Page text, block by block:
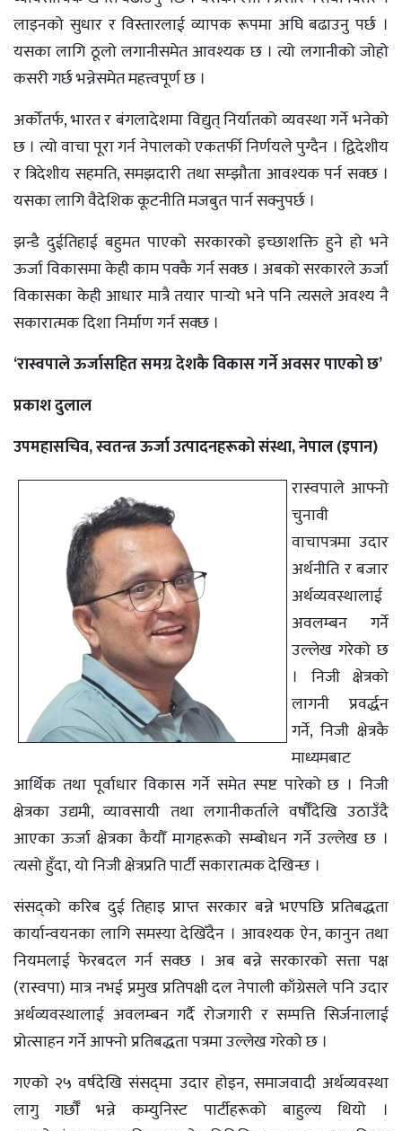
लाइनको सुधार र विस्तारलाई व्यापक रूपमा अघि बढाउनु पर्छ ।
यसका लागि ठूलो लगानीसमेत आवश्यक छ । त्यो लगानीको जोहो
कसरी गर्छ भन्नेसमेत महत्त्वपूर्ण छ ।
अर्कोतर्फ, भारत र बंगलादेशमा विद्युत् निर्यातको व्यवस्था गर्ने भनेको
छ । त्यो वाचा पूरा गर्न नेपालको एकतर्फी निर्णयले पुग्दैन । द्विदेशीय
र त्रिदेशीय सहमति, समझदारी तथा सम्झौता आवश्यक पर्न सक्छ ।
यसका लागि वैदेशिक कूटनीति मजबुत पार्न सक्नुपर्छ ।
झन्डै दुईतिहाई बहुमत पाएको सरकारको इच्छाशक्ति हुने हो भने
ऊर्जा विकासमा केही काम पक्कै गर्न सक्छ । अबको सरकारले ऊर्जा
विकासका केही आधार मात्रै तयार पार्‍यो भने पनि त्यसले अवश्य नै
सकारात्मक दिशा निर्माण गर्न सक्छ ।
‘रास्वपाले ऊर्जासहित समग्र देशकै विकास गर्ने अवसर पाएको छ’
प्रकाश दुलाल
उपमहासचिव, स्वतन्त्र ऊर्जा उत्पादनहरूको संस्था, नेपाल (इपान)
रास्वपाले आफ्नो
चुनावी
वाचापत्रमा उदार
अर्थनीति र बजार
अर्थव्यवस्थालाई
अवलम्बन गर्ने
उल्लेख गरेको छ
। निजी क्षेत्रको
लागनी प्रवर्द्धन
गर्ने, निजी क्षेत्रकै
माध्यमबाट
आर्थिक तथा पूर्वाधार विकास गर्ने समेत स्पष्ट पारेको छ । निजी
क्षेत्रका उद्यमी, व्यावसायी तथा लगानीकर्ताले वर्षौँदेखि उठाउँदै
आएका ऊर्जा क्षेत्रका कैयौँ मागहरूको सम्बोधन गर्ने उल्लेख छ ।
त्यसो हुँदा, यो निजी क्षेत्रप्रति पार्टी सकारात्मक देखिन्छ ।
संसद्को करिब दुई तिहाइ प्राप्त सरकार बन्ने भएपछि प्रतिबद्धता
कार्यान्वयनका लागि समस्या देखिँदैन । आवश्यक ऐन, कानुन तथा
नियमलाई फेरबदल गर्न सक्छ । अब बन्ने सरकारको सत्ता पक्ष
(रास्वपा) मात्र नभई प्रमुख प्रतिपक्षी दल नेपाली काँग्रेसले पनि उदार
अर्थव्यवस्थालाई अवलम्बन गर्दै रोजगारी र सम्पत्ति सिर्जनालाई
प्रोत्साहन गर्ने आफ्नो प्रतिबद्धता पत्रमा उल्लेख गरेको छ ।
गएको २५ वर्षदेखि संसद‌्‌मा उदार होइन, समाजवादी अर्थव्यवस्था
लागु गर्छौँ भन्ने कम्युनिस्ट पार्टीहरूको बाहुल्य थियो ।